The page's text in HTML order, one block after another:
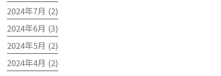
2024年7月 (2)
2024年6月 (3)
2024年5月 (2)
2024年4月 (2)